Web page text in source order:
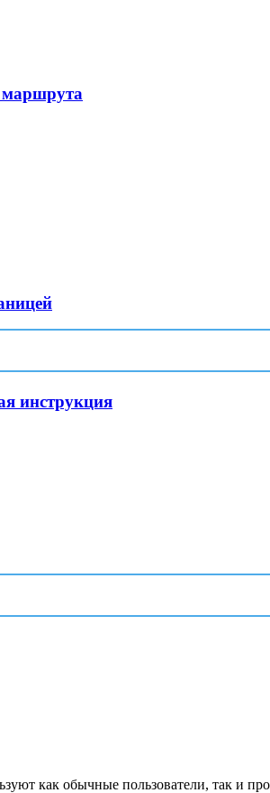
маршрута
инструкция
как обычные пользователи, так и